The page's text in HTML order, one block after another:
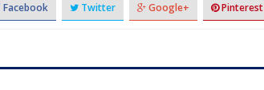
Facebook Twitter Google+ Pinterest